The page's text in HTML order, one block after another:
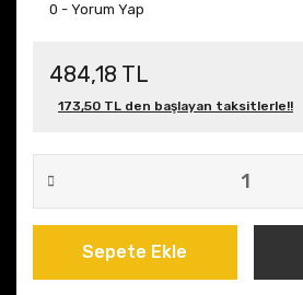
0 - Yorum Yap
484,18 TL
173,50 TL den başlayan taksitlerle!!
Sepete Ekle